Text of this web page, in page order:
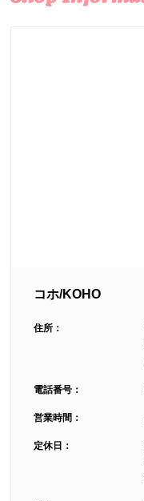
コホ/KOHO
住所：
電話番号：
営業時間：
定休日：